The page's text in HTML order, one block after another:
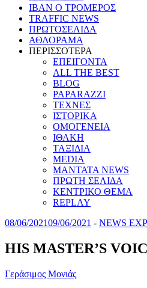
ΙΒΑΝ Ο ΤΡΟΜΕΡΟΣ
TRAFFIC NEWS
ΠΡΩΤΟΣΕΛΙΔΑ
ΑΘΛΟΡΑΜΑ
ΠΕΡΙΣΣΟΤΕΡΑ
ΕΠΕΙΓΟΝΤΑ
ALL THE BEST
BLOG
PAPARAZZI
ΤΕΧΝΕΣ
ΙΣΤΟΡΙΚΑ
ΟΜΟΓΕΝΕΙΑ
ΙΘΑΚΗ
ΤΑΞΙΔΙΑ
MEDIA
MANTATA NEWS
ΠΡΩΤΗ ΣΕΛΙΔΑ
ΚΕΝΤΡΙΚΟ ΘΕΜΑ
REPLAY
08/06/202109/06/2021 - NEWS
HIS MASTER’S
Γεράσιμος Μονιάς